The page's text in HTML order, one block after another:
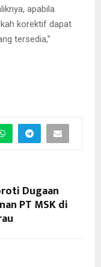
apabila
korektif dapat
tersedia,”
Dugaan
PT MSK di